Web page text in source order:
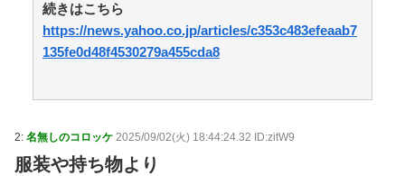
続きはこちら
https://news.yahoo.co.jp/articles/c353c483efeaab7
135fe0d48f4530279a455cda8
2: 名無しのコロッケ 2025/09/02(火) 18:44:24.32 ID:zitW9
服装や持ち物より